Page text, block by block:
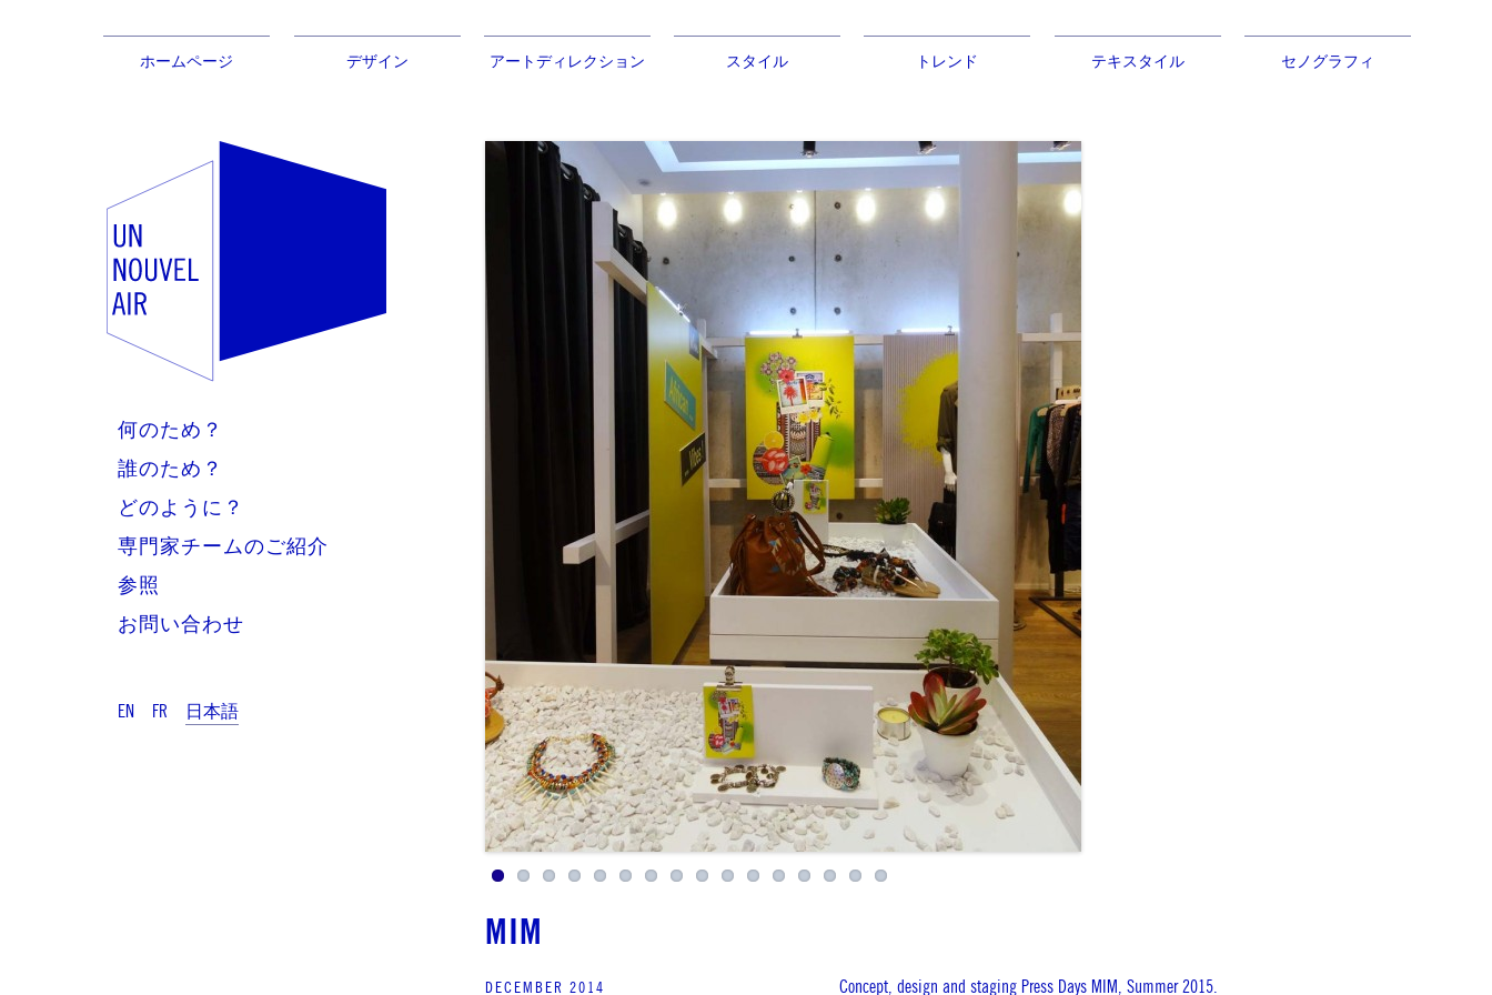
ホームページ デザイン アートディレクション スタイル トレンド ​テキスタイル セノグラフィ
​何のため？
誰のため？
どのように？
専門家チームのご紹介
​参照
お問い合わせ
EN FR 日本語
MIM
DECEMBER 2014 Concept, design and staging Press Days MIM, Summer 2015.